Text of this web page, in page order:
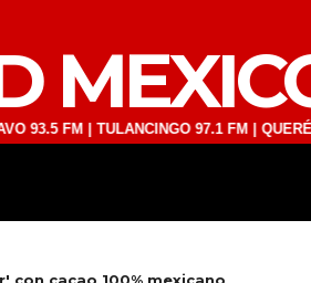
| TULANCINGO 97.1 FM |